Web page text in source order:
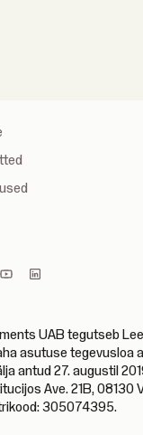
UAB tegutseb
asutuse tegevusloa
antud 27. augustil
Ave. 21B, 08130
305074395.